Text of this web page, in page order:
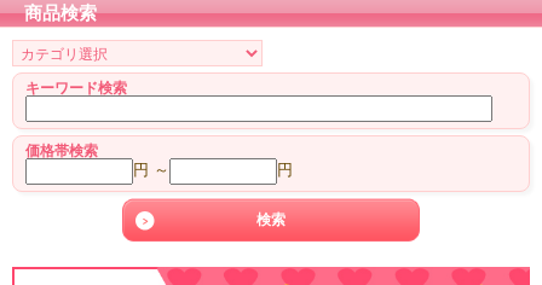
商品検索
キーワード検索
価格帯検索
円 ～ 円